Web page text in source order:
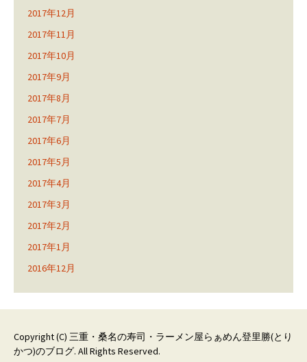
2017年12月
2017年11月
2017年10月
2017年9月
2017年8月
2017年7月
2017年6月
2017年5月
2017年4月
2017年3月
2017年2月
2017年1月
2016年12月
Copyright (C) 三重・桑名の寿司・ラーメン屋らぁめん登里勝(とり
かつ)のブログ. All Rights Reserved.